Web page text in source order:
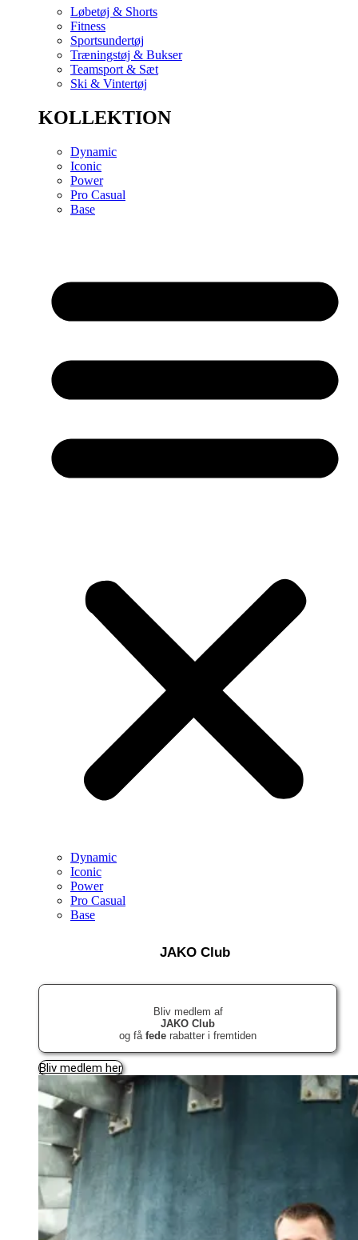
Løbetøj & Shorts
Fitness
Sportsundertøj
Træningstøj & Bukser
Teamsport & Sæt
Ski & Vintertøj
KOLLEKTION
Dynamic
Iconic
Power
Pro Casual
Base
Dynamic
Iconic
Power
Pro Casual
Base
JAKO Club
Bliv medlem af
JAKO Club
og fåfede rabatter i fremtiden
Bliv medlem her